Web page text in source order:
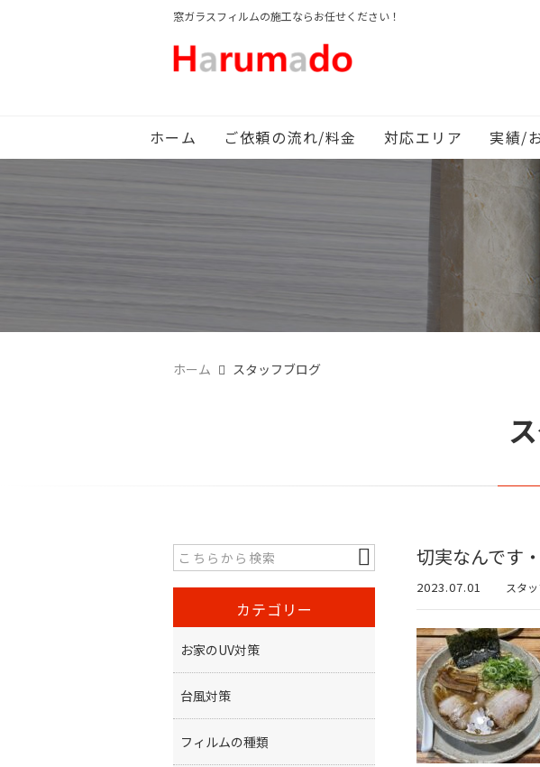
窓ガラスフィルムの施工ならお任せください！
ホーム ご依頼の流れ/料金 対応エリア 実績/
ホーム スタッフブログ
切実なんです
2023.07.01 スタ
カテゴリー
お家のUV対策
台風対策
フィルムの種類